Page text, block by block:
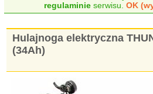
regulaminie serwisu.OK
Hulajnoga elektryczna
(34Ah)